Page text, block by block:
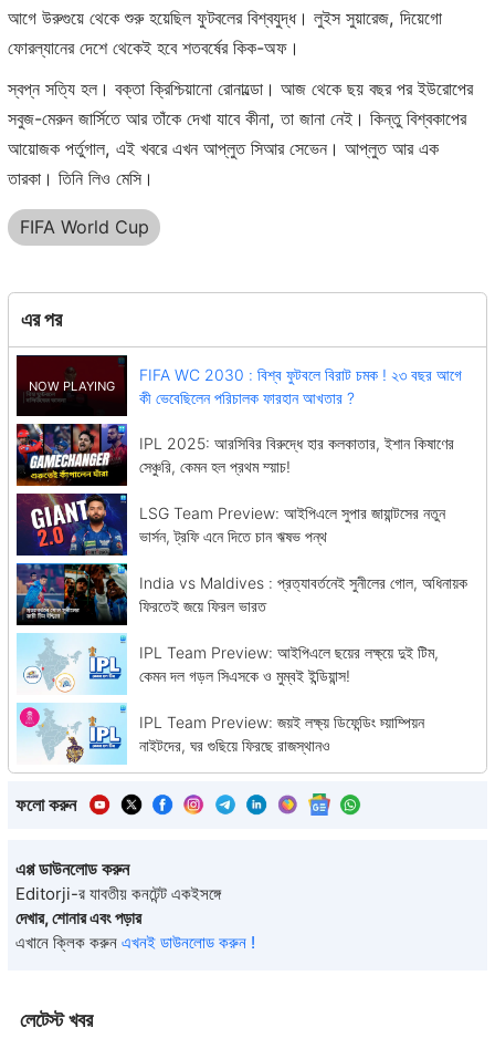
লেটেস্ট খবর
আগে উরুগুয়ে থেকে শুরু হয়েছিল ফুটবলের বিশ্বযুদ্ধ। লুইস সুয়ারেজ, দিয়েগো
ফোরল্যানের দেশে থেকেই হবে শতবর্ষের কিক-অফ।
স্বপ্ন সত্যি হল। বক্তা ক্রিশ্চিয়ানো রোনাল্ডো। আজ থেকে ছয় বছর পর ইউরোপের
সবুজ-মেরুন জার্সিতে আর তাঁকে দেখা যাবে কীনা, তা জানা নেই। কিন্তু বিশ্বকাপের
আয়োজক পর্তুগাল, এই খবরে এখন আপ্লুত সিআর সেভেন। আপ্লুত আর এক
তারকা। তিনি লিও মেসি।
FIFA World Cup
এর পর
FIFA WC 2030 : বিশ্ব ফুটবলে বিরাট চমক ! ২৩ বছর আগে
কী ভেবেছিলেন পরিচালক ফারহান আখতার ?
IPL 2025: আরসিবির বিরুদ্ধে হার কলকাতার, ইশান কিষাণের
সেঞ্চুরি, কেমন হল প্রথম ম্য়াচ!
LSG Team Preview: আইপিএলে সুপার জায়ান্টসের নতুন
ভার্সন, ট্রফি এনে দিতে চান ঋষভ পন্থ
India vs Maldives : প্রত্যাবর্তনেই সুনীলের গোল, অধিনায়ক
ফিরতেই জয়ে ফিরল ভারত
IPL Team Preview: আইপিএলে ছয়ের লক্ষ্য়ে দুই টিম,
কেমন দল গড়ল সিএসকে ও মুম্বই ইন্ডিয়ান্স!
IPL Team Preview: জয়ই লক্ষ্য় ডিফেন্ডিং চ্য়াম্পিয়ন
নাইটদের, ঘর গুছিয়ে ফিরছে রাজস্থানও
ফলো করুন
এপ্প ডাউনলোড করুন
Editorji-র যাবতীয় কনটেন্ট একইসঙ্গে
দেখার, শোনার এবং পড়ার
এখানে ক্লিক করুন এখনই ডাউনলোড করুন !